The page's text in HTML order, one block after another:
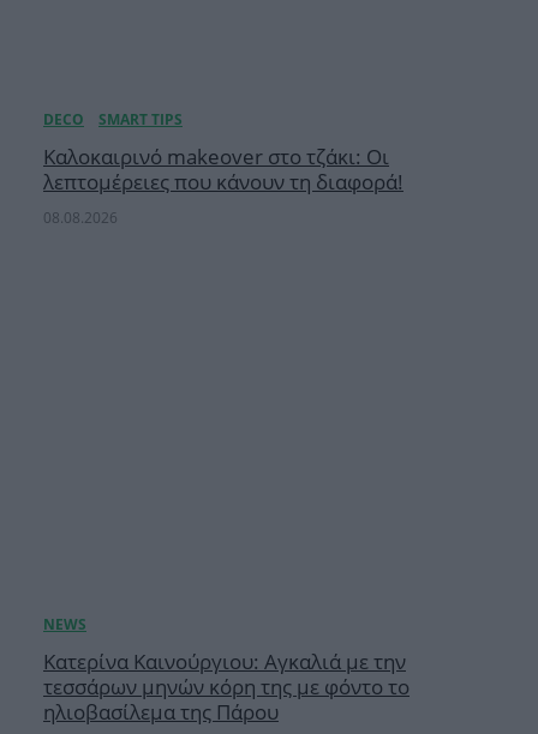
Καλοκαιρινό makeover στο τζάκι: Οι
λεπτομέρειες που κάνουν τη διαφορά!
08.08.2026
Κατερίνα Καινούργιου: Αγκαλιά με την
τεσσάρων μηνών κόρη της με φόντο το
ηλιοβασίλεμα της Πάρου